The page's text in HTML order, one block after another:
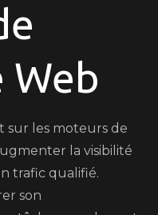
Web
sur les moteurs de
la visibilité
trafic qualifié.
son